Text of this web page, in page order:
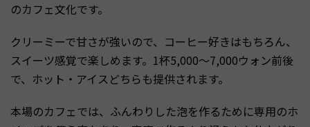
のカフェ文化です。
クリーミーで甘さが強いので、コーヒー好きはもちろん、
スイーツ感覚で楽しめます。1杯5,000〜7,000ウォン前後
で、ホット・アイスどちらも提供されます。
本場のカフェでは、ふんわりした泡を作るために専用のホ